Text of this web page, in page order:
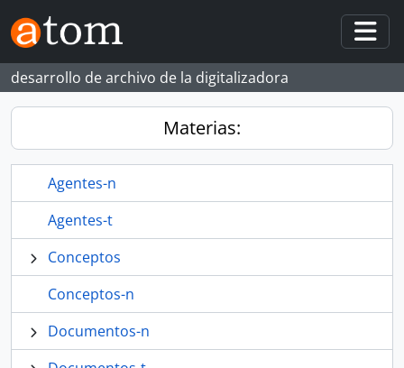
Skip to main content
desarrollo de archivo de la digitalizadora
Materias:
Agentes-n
Agentes-t
Conceptos
Conceptos-n
Documentos-n